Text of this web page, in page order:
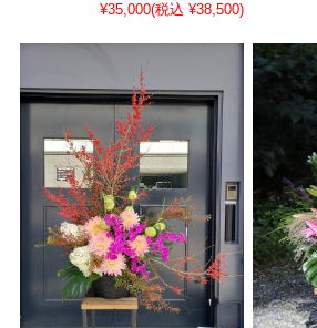
¥35,000(税込 ¥38,500)